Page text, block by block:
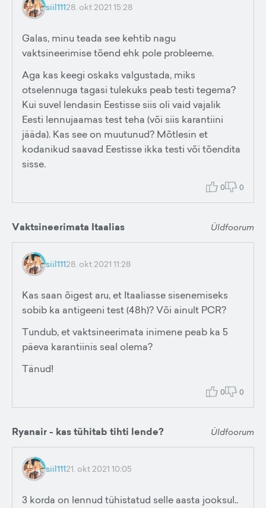
siil11128. okt 2021 15:28
Galas, minu teada see kehtib nagu
vaktsineerimise tõend ehk pole probleeme.
Aga kas keegi oskaks valgustada, miks
otselennuga tagasi tulekuks peab testi tegema?
Kui suvel lendasin Eestisse siis oli vaid vajalik
Eesti lennujaamas test teha (või siis karantiini
jääda). Kas see on muutunud? Mõtlesin et
kodanikud saavad Eestisse ikka testi või tõendita
sisse.
0 0
Vaktsineerimata Itaalias Üldfoorum
siil11128. okt 2021 11:28
Kas saan õigest aru, et Itaaliasse sisenemiseks
sobib ka antigeeni test (48h)? Või ainult PCR?
Tundub, et vaktsineerimata inimene peab ka 5
päeva karantiinis seal olema?
Tänud!
0 0
Ryanair - kas tühitab tihti lende? Üldfoorum
siil11121. okt 2021 10:05
3 korda on lennud tühistatud selle aasta jooksul..